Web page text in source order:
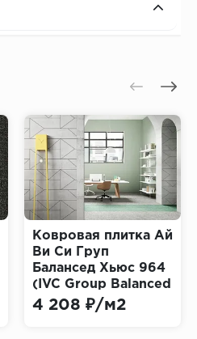
Ковровая плитка Ай
Ви Си Груп
Балансед Хьюс 964
(IVC Group Balanced
Hues)
4 208 ₽/м2